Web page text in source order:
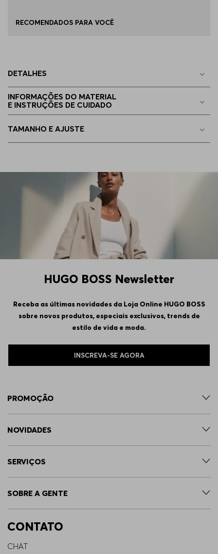
RECOMENDADOS PARA VOCÊ
DETALHES
INFORMAÇÕES DO MATERIAL
E INSTRUÇÕES DE CUIDADO
TAMANHO E AJUSTE
HUGO BOSS Newsletter
Receba as últimas novidades da Loja Online HUGO BOSS
sobre novos produtos, especiais exclusivos, trends de
estilo de vida e moda.
INSCREVA-SE AGORA
PROMOÇÃO
NOVIDADES
SERVIÇOS
SOBRE A GENTE
CONTATO
CHAT